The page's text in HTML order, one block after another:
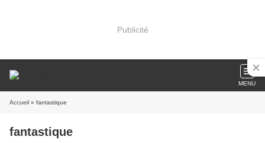
Publicité
MENU
Accueil » fantastique
fantastique